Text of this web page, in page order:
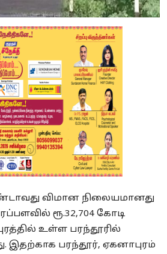
விமான நிலையமானது
ரூ.32,704 கோடி
உள்ள பரந்தூரில்
இதற்காக பரந்தூர், ஏகனாபுரம்